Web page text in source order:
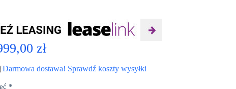
zł
Darmowa dostawa! Sprawdź koszty wysyłki
*